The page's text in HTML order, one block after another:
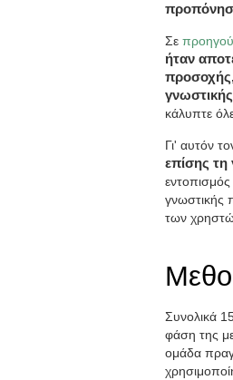
Σε
ήταν
γνωστικής
κάλυπτε
Γι' αυτόν
επίσης τη
γνωστικής
των
Συνολικά
φάση της
ομάδα